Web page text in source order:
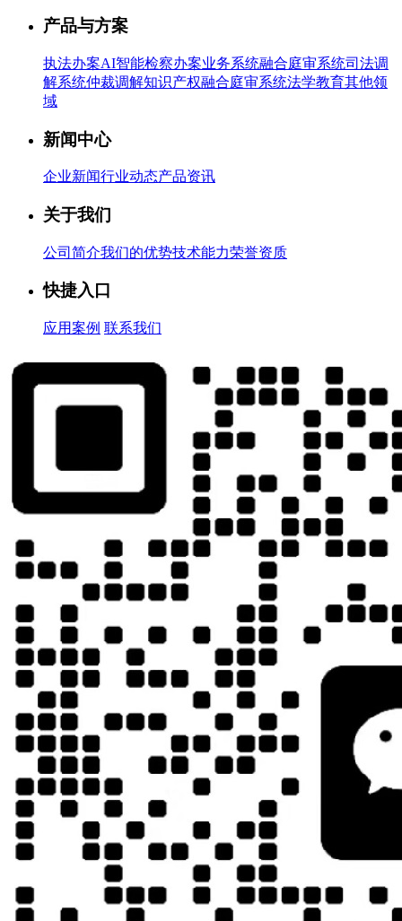
产品与方案
执法办案AI智能检察办案业务系统融合庭审系统司法调
解系统仲裁调解知识产权融合庭审系统法学教育其他领
域
新闻中心
企业新闻行业动态产品资讯
关于我们
公司简介我们的优势技术能力荣誉资质
快捷入口
应用案例 联系我们